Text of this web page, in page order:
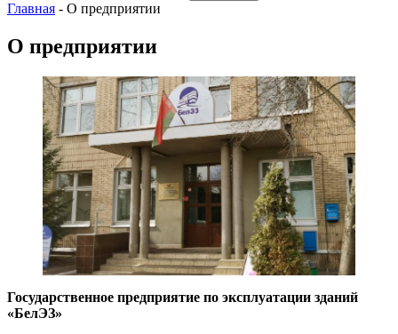
Главная - О предприятии
О предприятии
Государственное предприятие по эксплуатации зданий
«БелЭЗ»